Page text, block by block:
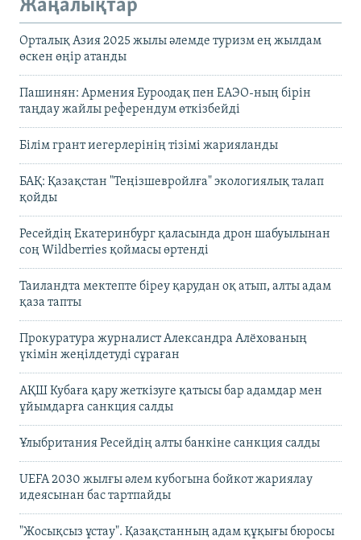
Жаңалықтар
Орталық Азия 2025 жылы әлемде туризм ең жылдам
өскен өңір атанды
Пашинян: Армения Еуроодақ пен ЕАЭО-ның бірін
таңдау жайлы референдум өткізбейді
Білім грант иегерлерінің тізімі жарияланды
БАҚ: Қазақстан "Теңізшевройлға" экологиялық талап
қойды
Ресейдің Екатеринбург қаласында дрон шабуылынан
соң Wildberries қоймасы өртенді
Таиландта мектепте біреу қарудан оқ атып, алты адам
қаза тапты
Прокуратура журналист Александра Алёхованың
үкімін жеңілдетуді сұраған
АҚШ Кубаға қару жеткізуге қатысы бар адамдар мен
ұйымдарға санкция салды
Ұлыбритания Ресейдің алты банкіне санкция салды
UEFA 2030 жылғы әлем кубогына бойкот жариялау
идеясынан бас тартпайды
"Жосықсыз ұстау". Қазақстанның адам құқығы бюросы